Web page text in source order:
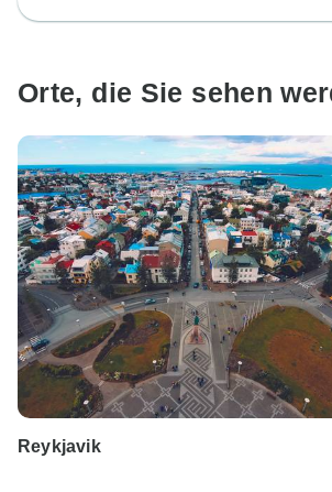
Orte, die Sie sehen
Reykjavik